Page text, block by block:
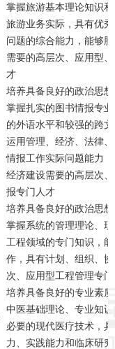
掌握旅游基本理论知识
旅游业务实际，具有优
问题的综合能力，能够
需要的高层次、应用型
才
培养具备良好的政治思
掌握扎实的图书情报专
的外语水平和较强的跨
运用管理、经济、法律
情报工作实际问题能力
经济建设需要的高层次
报专门人才
培养具备良好的政治思
掌握系统的管理理论、
工程领域的专门知识，
作，具有计划、组织、
次、应用型工程管理专
培养具备良好的专业素
中医基础理论、专业知
必要的现代医疗技术，
力、实践能力和临床研